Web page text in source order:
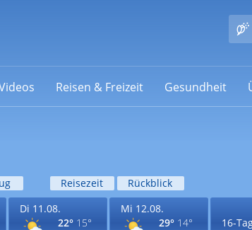
Reisen & Freizeit Gesundheit
Reisezeit
Rückblick
Di 11.08.
22° 15°
Mi 12.08.
29° 14° 16-